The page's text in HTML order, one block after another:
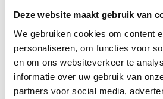
Deze website maakt gebruik van
We gebruiken cookies om content
personaliseren, om functies voor
en om ons websiteverkeer te
informatie over uw gebruik van
partners voor social media,
4Eén
planning
Je schakelt één partij in
afbouwtraject.